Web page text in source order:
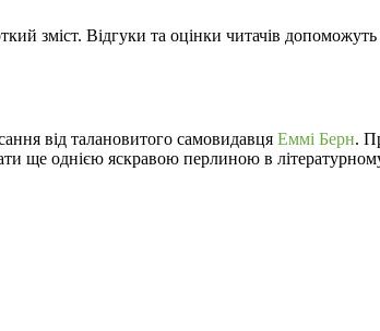
зміст. Відгуки та оцінки читачів
від талановитого самовидавця Еммі Берн.
ще однією яскравою перлиною в